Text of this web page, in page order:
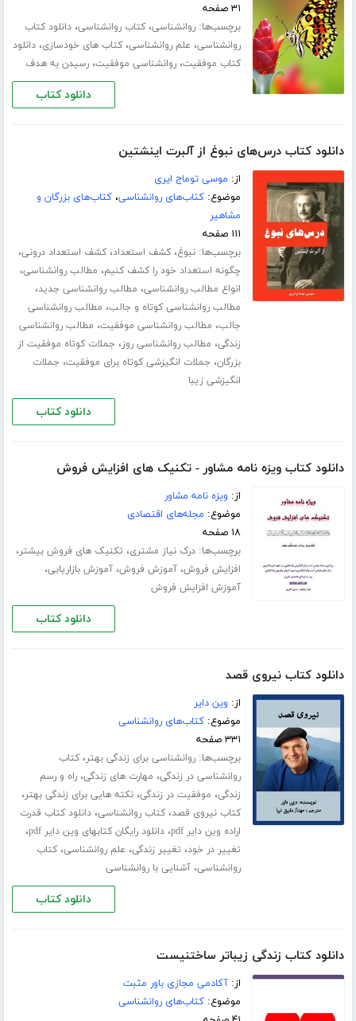
۳۱ صفحه
برچسب‌ها:روانشناسی،کتاب روانشناسی،دانلود کتاب
روانشناسی، علم روانشناسی،کتاب های خودسازی،دانلود
کتاب موفقیت،روانشناسی موفقیت،رسیدن به هدف
دانلود کتاب
دانلود کتاب درس‌های نبوغ از آلبرت اینشتین
از: موسی توماج ایری
موضوع:کتاب‌های روانشناسی،کتاب‌های بزرگان و
مشاهیر
۱۱۱ صفحه
برچسب‌ها:نبوغ،کشف استعداد،کشف استعداد درونی،
چگونه استعداد خود را کشف کنیم، مطالب روانشناسی،
انواع مطالب روانشناسی، مطالب روانشناسی جدید،
مطالب روانشناسی کوتاه و جالب، مطالب روانشناسی
جالب، مطالب روانشناسی موفقیت، مطالب روانشناسی
زندگی، مطالب روانشناسی روز، جملات کوتاه موفقیت از
بزرگان، جملات انگیزشی کوتاه برای موفقیت، جملات
انگیزشی زیبا
دانلود کتاب
دانلود کتاب ویزه نامه مشاور - تکنیک های افزایش فروش
از: ویزه نامه مشاور
موضوع: مجله‌های اقتصادی
۱۸ صفحه
برچسب‌ها:درک نیاز مشتری، تکنیک های فروش بیشتر،
افزایش فروش،آموزش فروش،آموزش بازاریابی،
آموزش افزایش فروش
دانلود کتاب
دانلود کتاب نیروی قصد
از: وین دایر
موضوع:کتاب‌های روانشناسی
۳۳۱ صفحه
برچسب‌ها:روانشناسی برای زندگی بهتر،کتاب
روانشناسی در زندگی، مهارت های زندگی،راه و رسم
زندگی، موفقیت در زندگی،نکته هایی برای زندگی بهتر،
کتاب نیروی قصد،کتاب روانشناسی،دانلود کتاب قدرت
اراده وین دایر pdf
،دانلود رایگان کتابهای وین دایر pdf ،
تغییر در خود، تغییر زندگی، علم روانشناسی،کتاب
روانشناسی،آشنایی با روانشناسی
دانلود کتاب
دانلود کتاب زندگی زیباتر ساختنیست
از:آکادمی مجازی باور مثبت
موضوع:کتاب‌های روانشناسی